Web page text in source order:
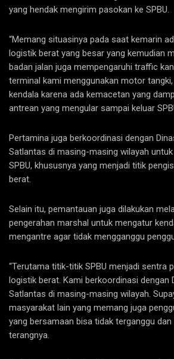
yang hendak mengirim pasokan ke SPBU.
“Memang situasinya pada saat kemarin
logistik berat yang besar yang kemudian
badan jalan juga mempengaruhi traffic
terminal kami menggunakan motor
kendala karena ada kemacetan yang
antrean yang mengular sampai keluar
Pertamina juga berkoordinasi dengan
Satlantas di masing-masing wilayah
SPBU, khususnya yang menjadi titik
berat.
Selain itu, pemantauan juga dilakukan
pengerahan marshal untuk mengatur
mengantre agar tidak mengganggu
“Terutama titik-titik SPBU menjadi sentra
logistik berat. Kami berkoordinasi dengan
Satlantas di masing-masing wilayah.
masyarakat lain yang memang juga
yang bersamaan bisa tidak terganggu dan
terangnya.